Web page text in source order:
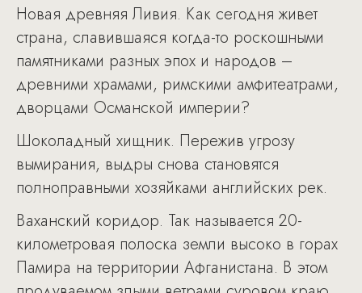
Новая древняя Ливия. Как сегодня живет
страна, славившаяся когда-то роскошными
памятниками разных эпох и народов –
древними храмами, римскими амфитеатрами,
дворцами Османской империи?
Шоколадный хищник. Пережив угрозу
вымирания, выдры снова становятся
полноправными хозяйками английских рек.
Ваханский коридор. Так называется 20-
километровая полоска земли высоко в горах
Памира на территории Афганистана. В этом